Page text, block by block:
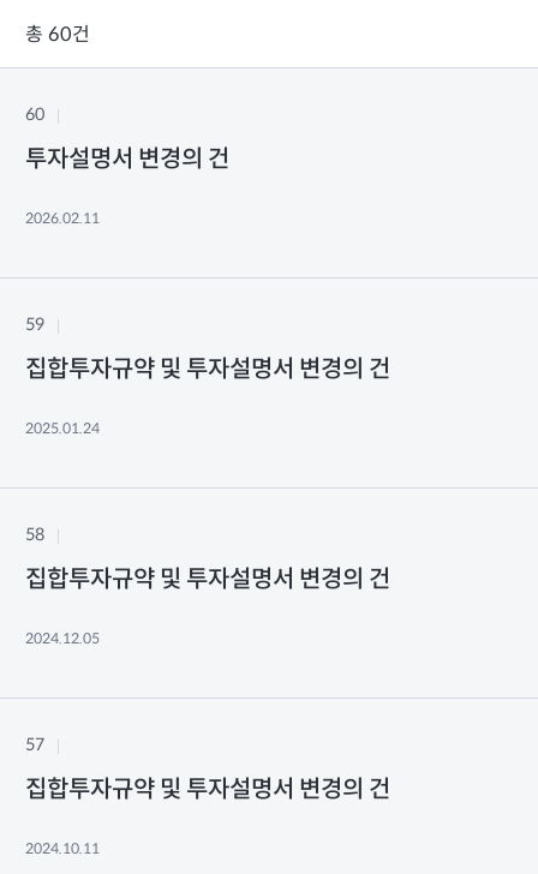
총 60건
60
투자설명서 변경의 건
2026.02.11
59
집합투자규약 및 투자설명서 변경의 건
2025.01.24
58
집합투자규약 및 투자설명서 변경의 건
2024.12.05
57
집합투자규약 및 투자설명서 변경의 건
2024.10.11